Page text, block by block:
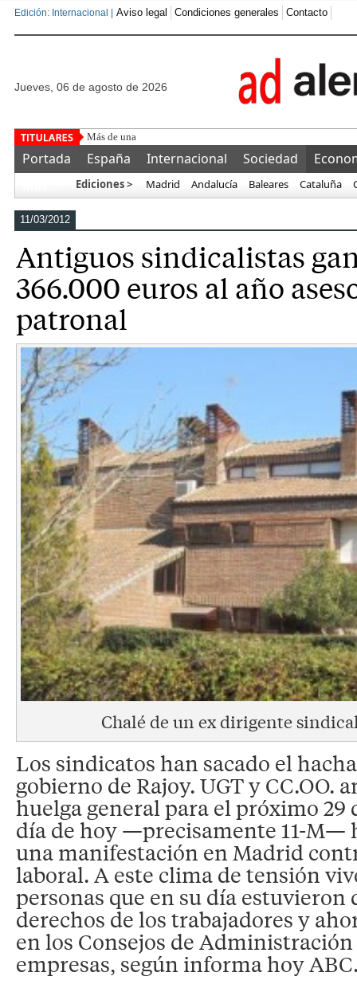
Edición: Internacional | Aviso legal Condiciones generales Contacto
jueves, 06 de agosto de 2026
Más de una veintena de gobiernos europeos denuncia
Portada España Internacional Sociedad
Ediciones > Madrid Andalucía Baleares Cataluña
11/03/2012
Antiguos sindicalistas
366.000 euros al año
patronal
Chalé de un ex dirigente
Los sindicatos han sacado el
gobierno de Rajoy. UGT y CC.OO.
huelga general para el próximo 29
día de hoy —precisamente 11-M—
una manifestación en Madrid
laboral. A este clima de tensión
personas que en su día estuvieron
derechos de los trabajadores y
en los Consejos de
empresas, según informa hoy